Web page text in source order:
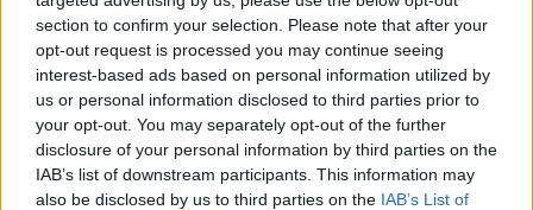
section to confirm your selection. Please note that after your
opt-out request is processed you may continue seeing
interest-based ads based on personal information utilized by
us or personal information disclosed to third parties prior to
your opt-out. You may separately opt-out of the further
disclosure of your personal information by third parties on the
IAB’s list of downstream participants. This information may
also be disclosed by us to third parties on the IAB’s List of
Xαρακτήρες: 0/1000
Διαβάστε και ακολουθήστε τους κανόνες σχολιασμού